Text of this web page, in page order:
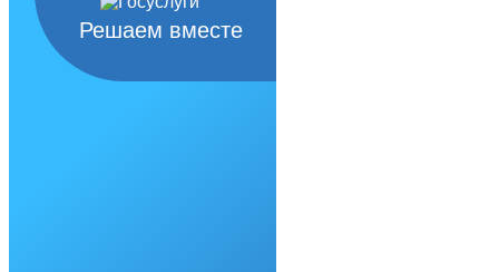
Решаем вместе